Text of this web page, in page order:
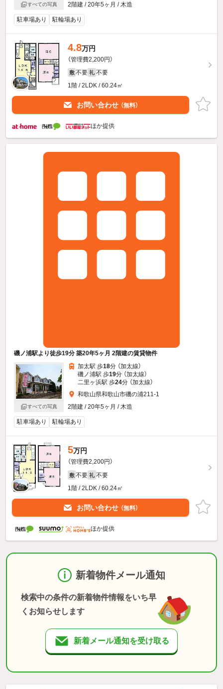
すべての写真
2階建 / 20年5ヶ月 / 木造
駐車場あり 駐輪場あり
4.8万円
（管理費2,200円）
敷 不要 礼 不要
1階 / 2LDK / 60.24㎡
お問い合わせ （無料）
ほか提供
磯ノ浦駅より徒歩19分 築20年5ヶ月 2階建の賃貸物件
すべての写真
加太駅 歩18分 （加太線）
磯ノ浦駅 歩19分 （加太線）
二里ヶ浜駅 歩24分 （加太線）
和歌山県和歌山市磯の浦211-1
2階建 / 20年5ヶ月 / 木造
駐車場あり 駐輪場あり
5万円
（管理費2,200円）
敷 不要 礼 不要
1階 / 2LDK / 60.24㎡
お問い合わせ （無料）
ほか提供
新着物件メール通知
検索中の条件の新着物件情報をいち早
くお知らせします
新着メール通知を受け取る